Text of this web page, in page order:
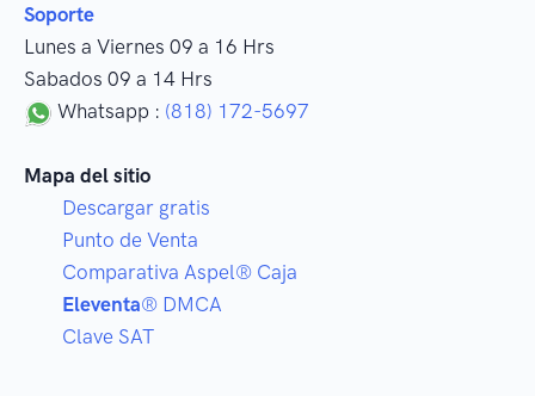
Soporte
Lunes a Viernes 09 a 16 Hrs
Sabados 09 a 14 Hrs
Whatsapp : (818) 172-5697
Mapa del sitio
Descargar gratis
Punto de Venta
Comparativa Aspel® Caja
Eleventa® DMCA
Clave SAT